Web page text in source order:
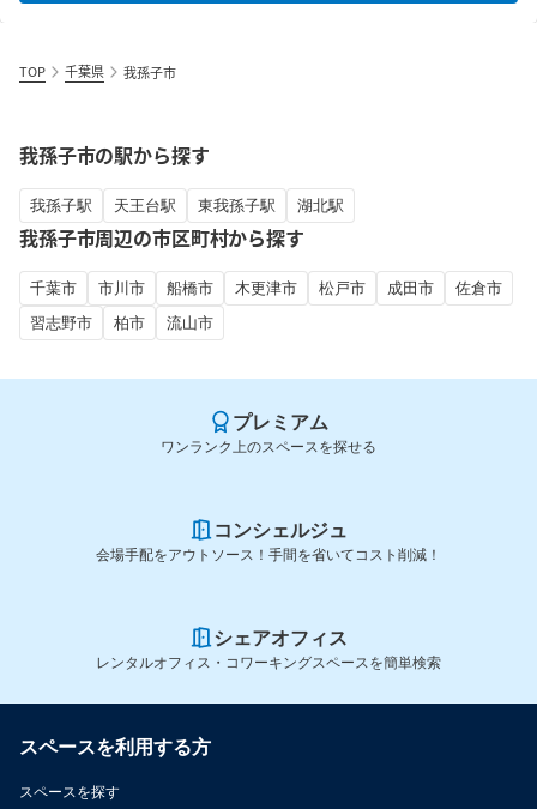
TOP 千葉県 我孫子市
我孫子市の駅から探す
我孫子駅 天王台駅 東我孫子駅 湖北駅
我孫子市周辺の市区町村から探す
千葉市 市川市 船橋市 木更津市 松戸市 成田市
佐倉市
習志野市
柏市 流山市
プレミアム
ワンランク上のスペースを探せる
コンシェルジュ
会場手配をアウトソース！手間を省いてコスト削減！
シェアオフィス
レンタルオフィス・コワーキングスペースを簡単検索
スペースを利用する方
スペースを探す